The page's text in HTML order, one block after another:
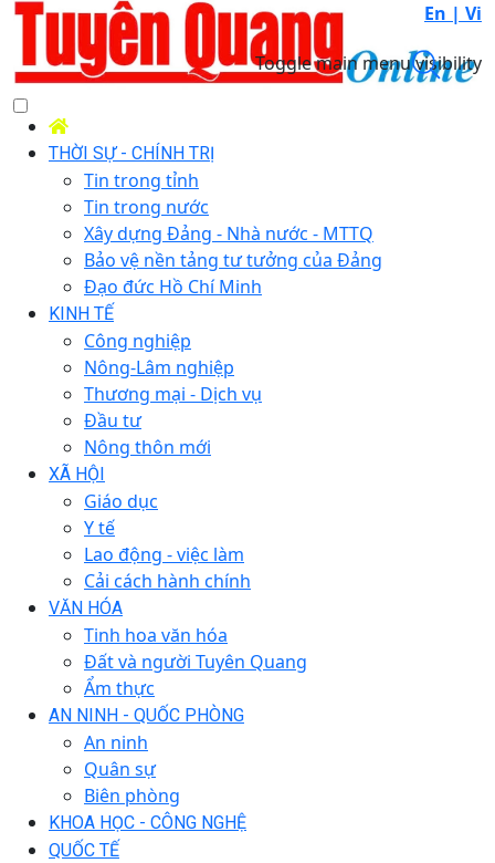
En | Vi
Toggle main menu visibility
THỜI SỰ - CHÍNH TRỊ
Tin trong tỉnh
Tin trong nước
Xây dựng Đảng - Nhà nước - MTTQ
Bảo vệ nền tảng tư tưởng của Đảng
Đạo đức Hồ Chí Minh
KINH TẾ
Công nghiệp
Nông-Lâm nghiệp
Thương mại - Dịch vụ
Đầu tư
Nông thôn mới
XÃ HỘI
Giáo dục
Y tế
Lao động - việc làm
Cải cách hành chính
VĂN HÓA
Tinh hoa văn hóa
Đất và người Tuyên Quang
Ẩm thực
AN NINH - QUỐC PHÒNG
An ninh
Quân sự
Biên phòng
KHOA HỌC - CÔNG NGHỆ
QUỐC TẾ